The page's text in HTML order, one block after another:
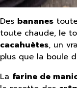
Des bananes
toute chaude, le
cacahuètes, un
plus que la boule
La farine de